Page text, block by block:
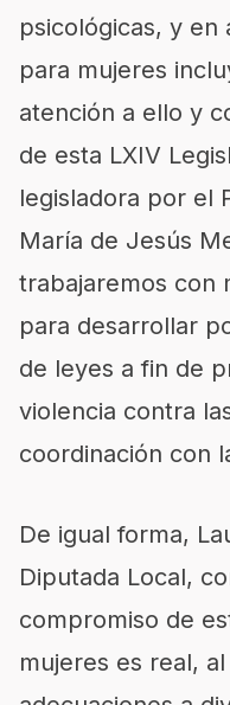
psicológicas, y en
para mujeres
atención a ello y
de esta LXIV
legisladora por el
María de Jesús
trabajaremos con
para desarrollar
de leyes a fin de
violencia contra
coordinación con
De igual forma,
Diputada Local,
compromiso de
mujeres es real,